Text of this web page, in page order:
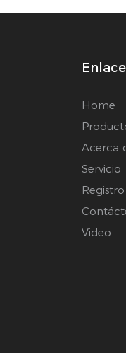
Home
Acerca
Servicio
Registro
Video